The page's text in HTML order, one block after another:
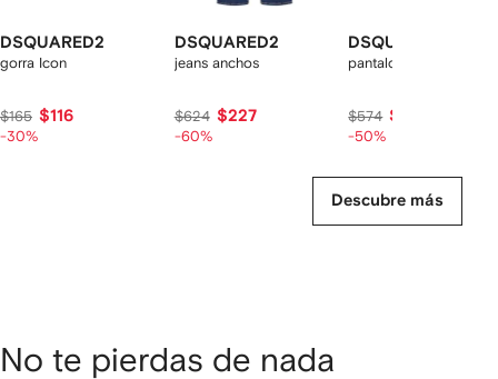
DSQUARED2
gorra Icon
$165 $116
-30%
DSQUARED2
jeans anchos
$624 $227
-60%
DSQUARED2
pantalones con pinzas
$574 $278
-50%
Descubre más
No te pierdas de nada